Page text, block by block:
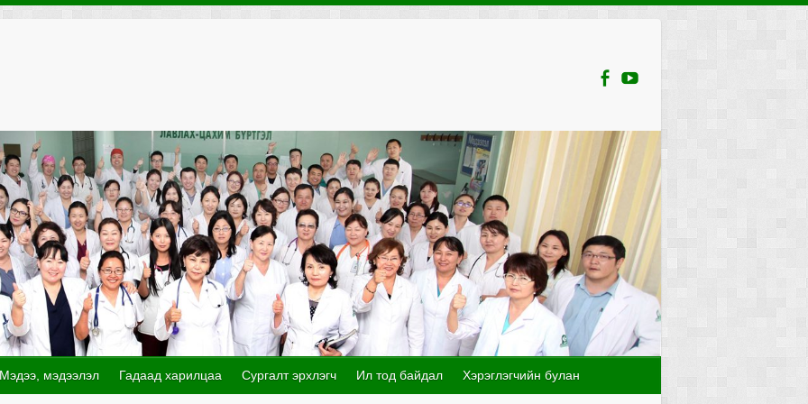
Мэдээ, мэдээлэл Гадаад харилцаа Сургалт эрхлэгч Ил тод байдал Хэрэглэгчийн булан